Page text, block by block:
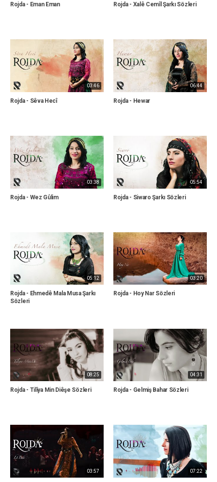
Rojda - Eman Eman Rojda - Xalê Cemîl Şarkı Sözleri
03:46
Rojda - Sêva Hecî
06:44
Rojda - Hewar
03:38
Rojda - Wez Gûlim
05:54
Rojda - Siwaro Şarkı Sözleri
05:12
Rojda - Ehmedê Mala Musa Şarkı
Sözleri
03:20
Rojda - Hoy Nar Sözleri
08:25
Rojda - Tilîya Min Diêşe Sözleri
04:31
Rojda - Gelmiş Bahar Sözleri
03:57 07:22